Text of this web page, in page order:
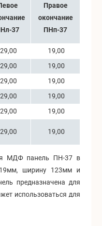
37
Правое
окончание
ПНп-37
29,00
19,00
29,00
19,00
29,00
19,00
29,00
19,00
29,00 19,00
29,00 19,00
МДФ панель ПН-37 в
ширину 123мм и
предназначена для
использоваться для
выбраны кабель-